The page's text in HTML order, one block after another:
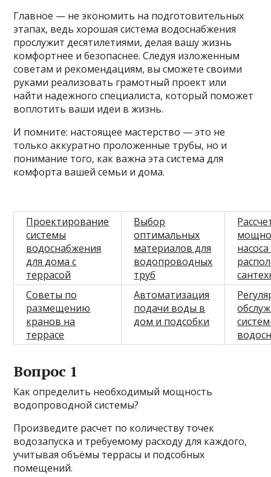
Главное — не экономить на подготовительных
этапах, ведь хорошая система водоснабжения
прослужит десятилетиями, делая вашу жизнь
комфортнее и безопаснее. Следуя изложенным
советам и рекомендациям, вы сможете своими
руками реализовать грамотный проект или
найти надежного специалиста, который поможет
воплотить ваши идеи в жизнь.
И помните: настоящее мастерство — это не
только аккуратно проложенные трубы, но и
понимание того, как важна эта система для
комфорта вашей семьи и дома.
Проектирование
системы
водоснабжения
для дома с
террасой
Выбор
оптимальных
материалов для
водопроводных
труб
Советы по
размещению
кранов на
террасе
Автоматизация
подачи воды в
дом и подсобки
Вопрос 1
Как определить необходимый мощность
водопроводной системы?
Произведите расчет по количеству точек
водозапуска и требуемому расходу для каждого,
учитывая объёмы террасы и подсобных
помещений.